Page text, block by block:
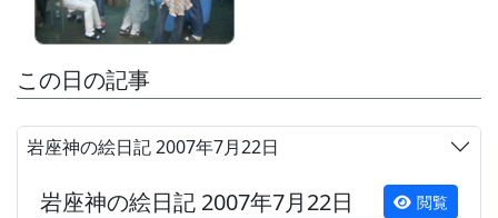
この日の記事
岩座神の絵日記 2007年7月22日
閲覧
岩座神の絵日記 2007年7月22日